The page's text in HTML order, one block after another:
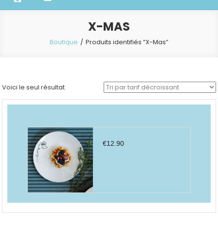
X-MAS
Boutique Produits identifiés “X-Mas”
Voici le seul résultat
€12.90